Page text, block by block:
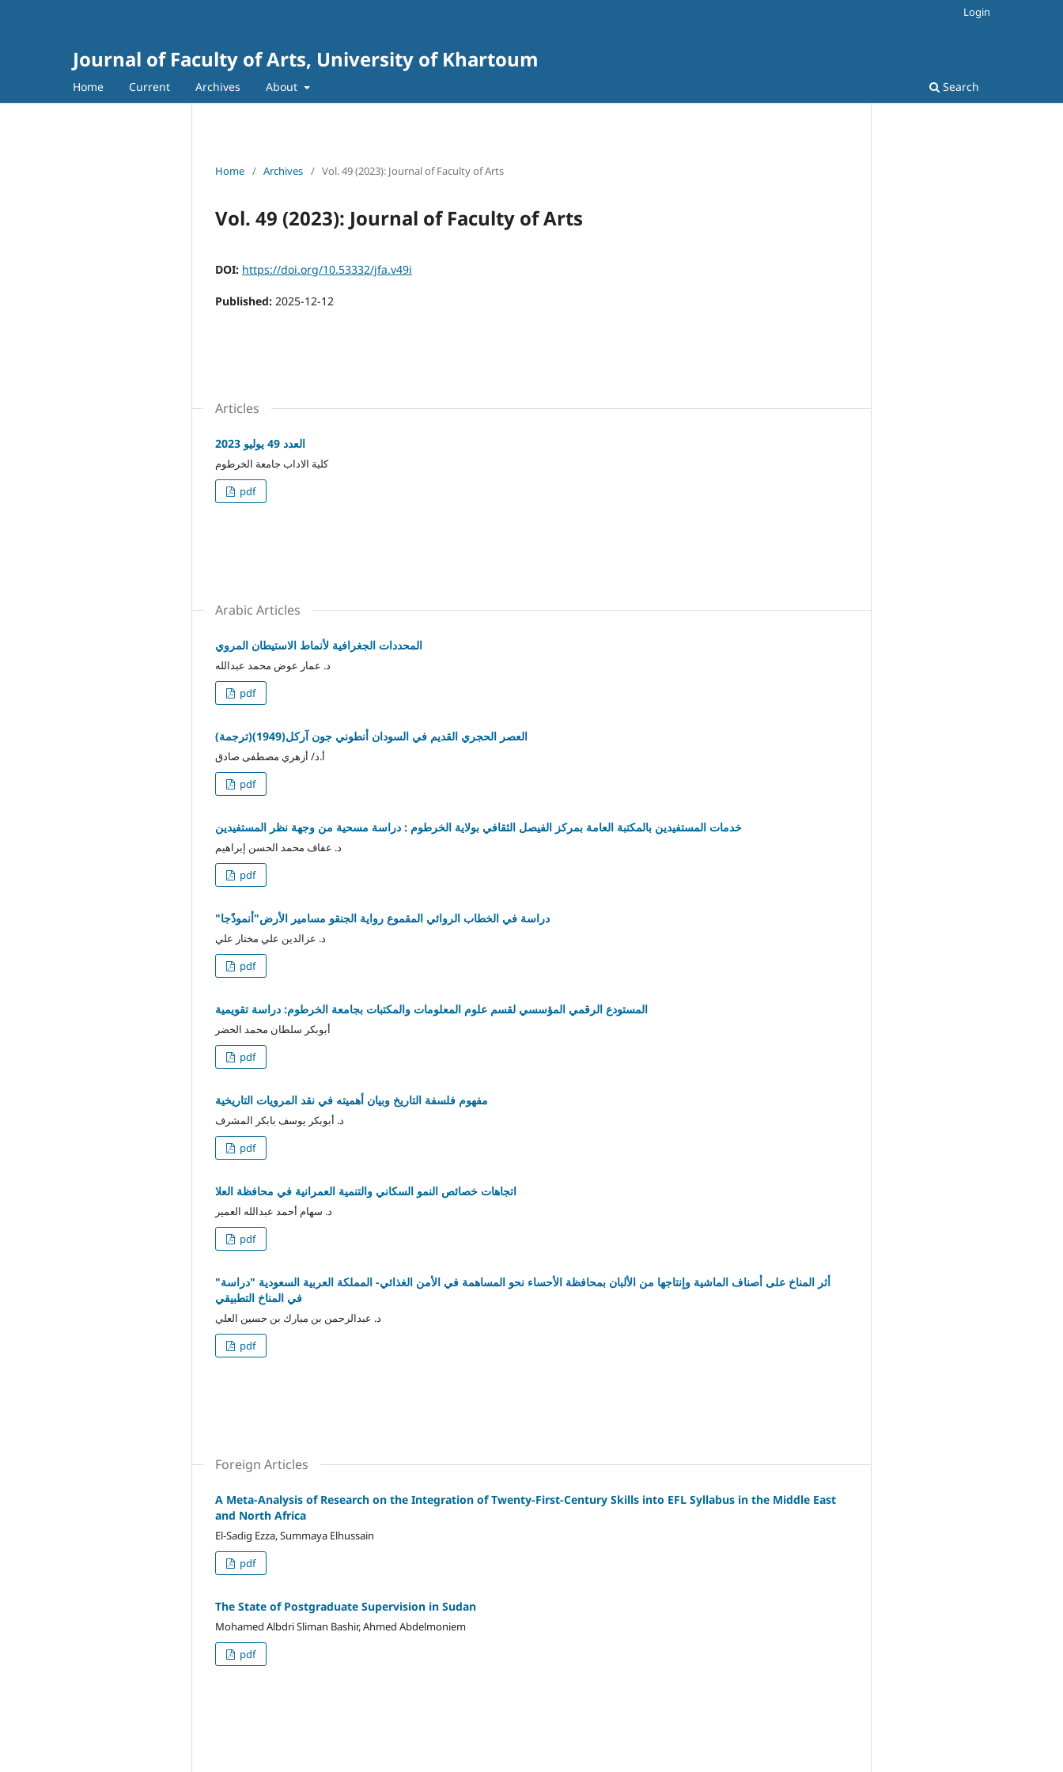
Journal of Faculty of Arts, University of Khartoum
Home Current Archives About Search
Login
Home / Archives / Vol. 49 (2023): Journal of Faculty of Arts
Vol. 49 (2023): Journal of Faculty of Arts
DOI: https://doi.org/10.53332/jfa.v49i
Published: 2025-12-12
Articles
العدد 49 يوليو 2023
كلية الاداب جامعة الخرطوم
pdf
Arabic Articles
المحددات الجغرافية لأنماط الاستيطان المروي
د. عمار عوض محمد عبدالله
pdf
العصر الحجري القديم في السودان أنطوني جون آركل(1949)(ترجمة)
أ.د/ أزهري مصطفى صادق
pdf
خدمات المستفيدين بالمكتبة العامة بمركز الفيصل الثقافي بولاية الخرطوم : دراسة مسحية من وجهة نظر المستفيدين
د. عفاف محمد الحسن إبراهيم
pdf
"دراسة في الخطاب الروائي المقموع رواية الجنقو مسامير الأرض"أنموذًجا
د. عزالدين علي مختار علي
pdf
المستودع الرقمي المؤسسي لقسم علوم المعلومات والمكتبات بجامعة الخرطوم: دراسة تقويمية
أبوبكر سلطان محمد الخضر
pdf
مفهوم فلسفة التاريخ وبيان أهميته في نقد المرويات التاريخية
د. أبوبكر يوسف بابكر المشرف
pdf
اتجاهات خصائص النمو السكاني والتنمية العمرانية في محافظة العلا
د. سهام أحمد عبدالله العمير
pdf
"أثر المناخ على أصناف الماشية وإنتاجها من الألبان بمحافظة الأحساء نحو المساهمة في الأمن الغذائي- المملكة العربية السعودية "دراسة
في المناخ التطبيقي
د. عبدالرحمن بن مبارك بن حسين العلي
pdf
Foreign Articles
A Meta-Analysis of Research on the Integration of Twenty-First-Century Skills into EFL Syllabus in the Middle East
and North Africa
El-Sadig Ezza, Summaya Elhussain
pdf
The State of Postgraduate Supervision in Sudan
Mohamed Albdri Sliman Bashir, Ahmed Abdelmoniem
pdf